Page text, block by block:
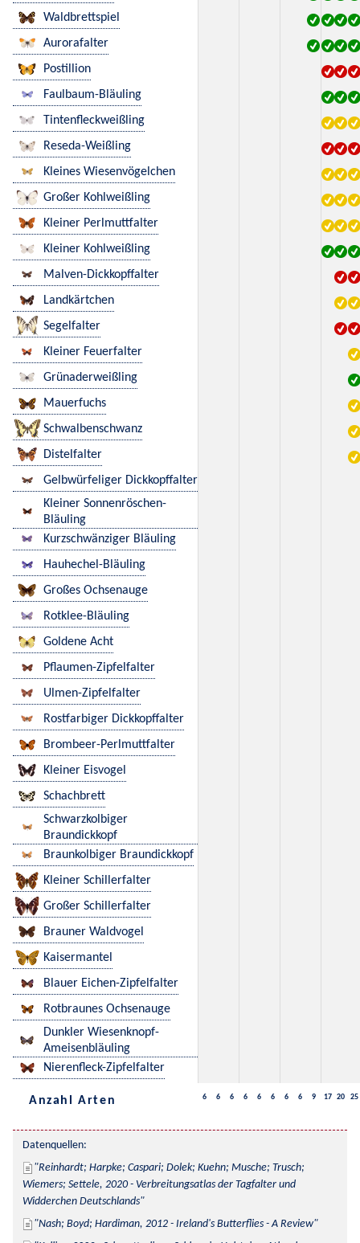
Waldbrettspiel
Aurorafalter
Postillion
Faulbaum-Bläuling
Tintenfleckweißling
Reseda-Weißling
Kleines Wiesenvögelchen
Großer Kohlweißling
Kleiner Perlmuttfalter
Kleiner Kohlweißling
Malven-Dickkopffalter
Landkärtchen
Segelfalter
Kleiner Feuerfalter
Grünaderweißling
Mauerfuchs
Schwalbenschwanz
Distelfalter
Gelbwürfeliger Dickkopffalter
Kleiner Sonnenröschen-
Bläuling
Kurzschwänziger Bläuling
Hauhechel-Bläuling
Großes Ochsenauge
Rotklee-Bläuling
Goldene Acht
Pflaumen-Zipfelfalter
Ulmen-Zipfelfalter
Rostfarbiger Dickkopffalter
Brombeer-Perlmuttfalter
Kleiner Eisvogel
Schachbrett
Schwarzkolbiger
Braundickkopf
Braunkolbiger Braundickkopf
Kleiner Schillerfalter
Großer Schillerfalter
Brauner Waldvogel
Kaisermantel
Blauer Eichen-Zipfelfalter
Rotbraunes Ochsenauge
Dunkler Wiesenknopf-
Ameisenbläuling
Nierenfleck-Zipfelfalter
Anzahl Arten 6 6 6 6 6 6 6 6 9 17 20 25
Datenquellen:
Reinhardt; Harpke; Caspari; Dolek; Kuehn; Musche; Trusch;
Wiemers; Settele, 2020 - Verbreitungsatlas der Tagfalter und
Widderchen Deutschlands
Nash; Boyd; Hardiman, 2012 - Ireland's Butterflies - A Review